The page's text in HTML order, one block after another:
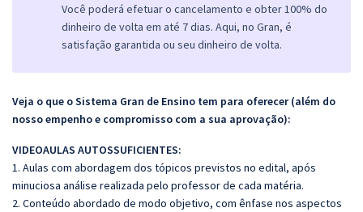
Você poderá efetuar o cancelamento e obter 100% do
dinheiro de volta em até 7 dias. Aqui, no Gran, é
satisfação garantida ou seu dinheiro de volta.
Veja o que o Sistema Gran de Ensino tem para oferecer (além do
nosso empenho e compromisso com a sua aprovação):
VIDEOAULAS AUTOSSUFICIENTES:
1. Aulas com abordagem dos tópicos previstos no edital, após
minuciosa análise realizada pelo professor de cada matéria.
2. Conteúdo abordado de modo objetivo, com ênfase nos aspectos